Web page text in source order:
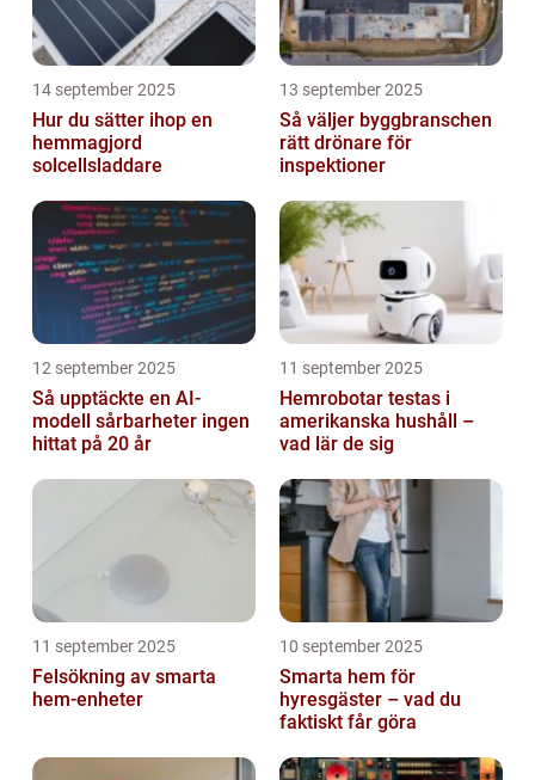
14 september 2025
Hur du sätter ihop en
hemmagjord
solcellsladdare
13 september 2025
Så väljer byggbranschen
rätt drönare för
inspektioner
12 september 2025
Så upptäckte en AI-
modell sårbarheter ingen
hittat på 20 år
11 september 2025
Hemrobotar testas i
amerikanska hushåll –
vad lär de sig
11 september 2025
Felsökning av smarta
hem-enheter
10 september 2025
Smarta hem för
hyresgäster – vad du
faktiskt får göra